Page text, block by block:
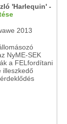
'Harlequin' -
NyME-SEK
a FELfordítani
illeszkedő